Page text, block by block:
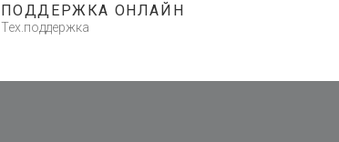
ПОДДЕРЖКА ОНЛАЙН
Тех.поддержка